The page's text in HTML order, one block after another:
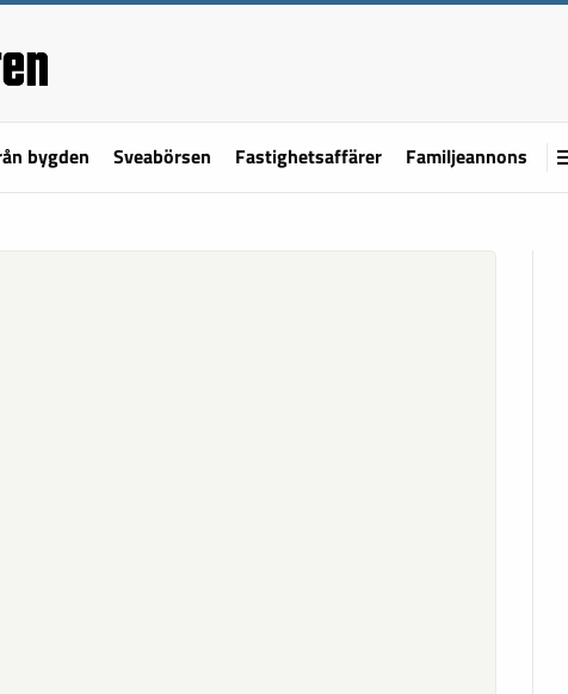
bygden Sveabörsen Fastighetsaffärer Familjeannons